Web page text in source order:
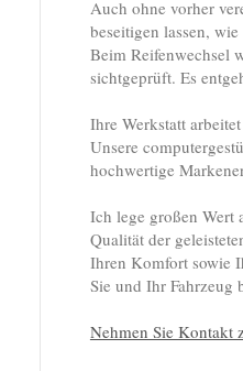
Auch ohne vorher
beseitigen lassen,
Beim Reifenwechsel
sichtgeprüft. Es
Ihre Werkstatt
Unsere
hochwertige
Ich lege großen Wert
Qualität der
Ihren Komfort sowie
Sie und Ihr Fahrzeug
Nehmen Sie Kontakt